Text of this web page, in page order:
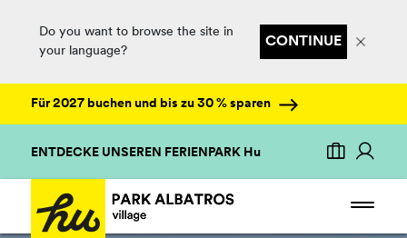
Do you want to browse the site in
your language?
CONTINUE
Für 2027 buchen und bis zu 30 % sparen
ENTDECKE UNSEREN FERIENPARK Hu